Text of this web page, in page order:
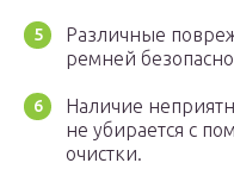
Различные
ремней
Наличие
не убирается с
очистки.